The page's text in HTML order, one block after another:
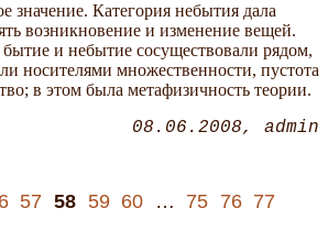
значение. Категория небытия дала
возникновение и изменение вещей.
и небытие сосуществовали рядом,
носителями множественности, пустота
в этом была метафизичность теории.
08.06.2008 admin
57 58 59 60 … 75 76 77